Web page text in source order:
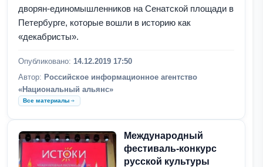
дворян-единомышленников на Сенатской площади в
Петербурге, которые вошли в историю как
«декабристы».
Опубликовано: 14.12.2019 17:50
Автор: Российское информационное агентство
«Национальный альянс»
Все материалы
Международный
фестиваль-конкурс
русской культуры